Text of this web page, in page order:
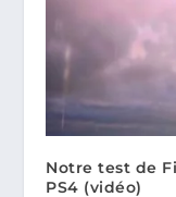
Notre test de
PS4 (vidéo)